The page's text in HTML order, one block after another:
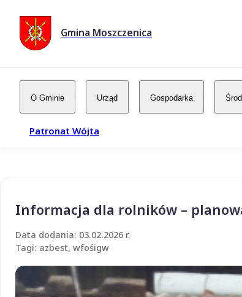
Gmina Moszczenica
O Gminie Urząd Gospodarka
Patronat Wójta
Informacja dla rolników –
Data dodania: 03.02.2026 r.
Tagi: azbest, wfośigw